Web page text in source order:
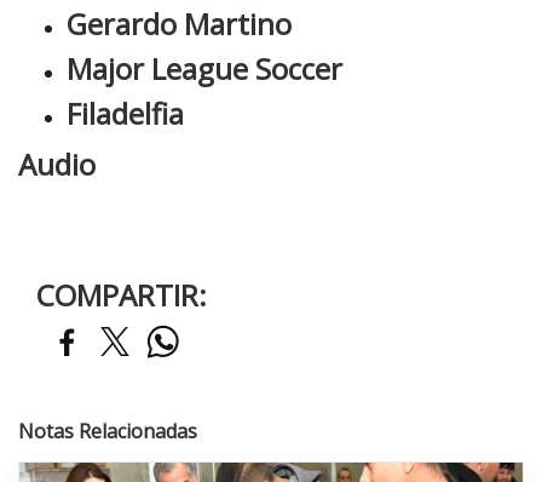
Gerardo Martino
Major League Soccer
Filadelfia
Audio
COMPARTIR:
Notas Relacionadas